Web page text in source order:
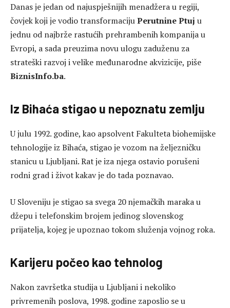
Danas je jedan od najuspješnijih menadžera u regiji,
čovjek koji je vodio transformacijuPerutnine Ptuj u
jednu od najbrže rastućih prehrambenih kompanija u
Evropi, a sada preuzima novu ulogu zaduženu za
strateški razvoj i velike međunarodne akvizicije, piše
BiznisInfo.ba.
Iz Bihaća stigao u nepoznatu zemlju
U julu 1992. godine, kao apsolvent Fakulteta biohemijske
tehnologije iz Bihaća, stigao je vozom na željezničku
stanicu u Ljubljani. Rat je iza njega ostavio porušeni
rodni grad i život kakav je do tada poznavao.
U Sloveniju je stigao sa svega 20 njemačkih maraka u
džepu i telefonskim brojem jedinog slovenskog
prijatelja, kojeg je upoznao tokom služenja vojnog roka.
Karijeru počeo kao tehnolog
Nakon završetka studija u Ljubljani i nekoliko
privremenih poslova, 1998. godine zaposlio se u